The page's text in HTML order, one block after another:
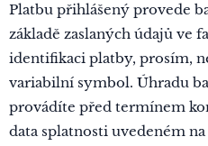
Platbu přihlášený provede
základě zaslaných údajů ve
identifikaci platby, prosím,
variabilní symbol. Úhradu
provádíte před termínem
data splatnosti uvedeném